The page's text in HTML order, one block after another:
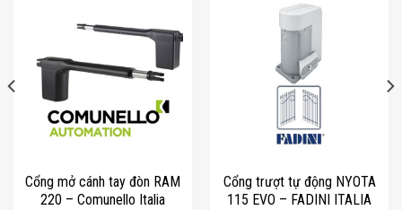
Cổng mở cánh tay đòn RAM
220 – Comunello Italia
Cổng trượt tự động NYOTA
115 EVO – FADINI ITALIA